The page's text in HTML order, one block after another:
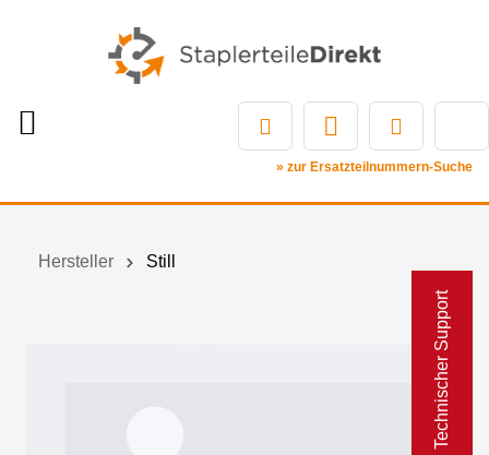
Technischer Support
» zur Ersatzteilnummern-Suche
Hersteller Still